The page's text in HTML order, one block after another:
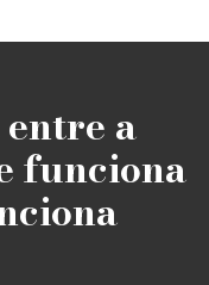
a
funciona